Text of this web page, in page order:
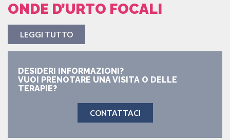
ONDE D’URTO FOCALI
LEGGI TUTTO
DESIDERI INFORMAZIONI?
VUOI PRENOTARE UNA VISITA O DELLE
TERAPIE?
CONTATTACI